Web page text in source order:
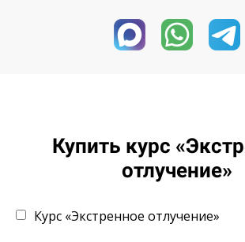
Купить курс
отлучение»
Курс «Экстренное отлучение»